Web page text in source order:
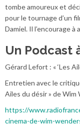
tombe amoureux et
pour le tournage d’un
Damiel. Il l’encourage
Un Podcast
Gérard Lefort : « ‘Les
Entretien avec le
Ailes du désir » de
https://
cinema-de-wim-